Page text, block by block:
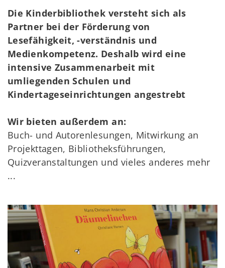
Die Kinderbibliothek versteht sich als
Partner bei der Förderung von
Lesefähigkeit, -verständnis und
Medienkompetenz. Deshalb wird eine
intensive Zusammenarbeit mit
umliegenden Schulen und
Kindertageseinrichtungen angestrebt
Wir bieten außerdem an:
Buch- und Autorenlesungen, Mitwirkung an
Projekttagen, Bibliotheksführungen,
Quizveranstaltungen und vieles anderes mehr
...